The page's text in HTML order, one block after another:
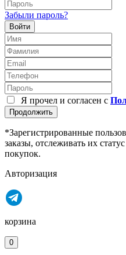
Забыли пароль?
Войти
Я прочел и согласен с
Продолжить
*Зарегистрированные
заказы, отслеживать их
покупок.
Авторизация
корзина
0